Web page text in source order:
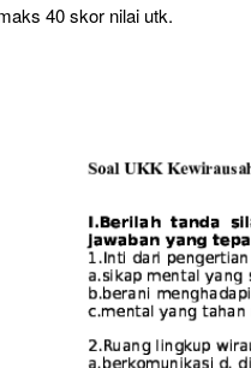
40 skor nilai utk.